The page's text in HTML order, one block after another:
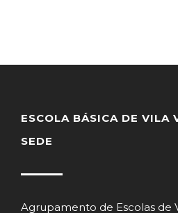
ESCOLA BÁSICA DE VILA
SEDE
Agrupamento de Escolas de